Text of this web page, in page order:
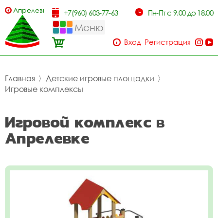
Апрелевка +7(960) 603-77-63 Пн-Пт с 9.00 до 18.00
Меню
Вход Регистрация
Главная 〉 Детские игровые площадки 〉
Игровые комплексы
Игровой комплекс в
Апрелевке